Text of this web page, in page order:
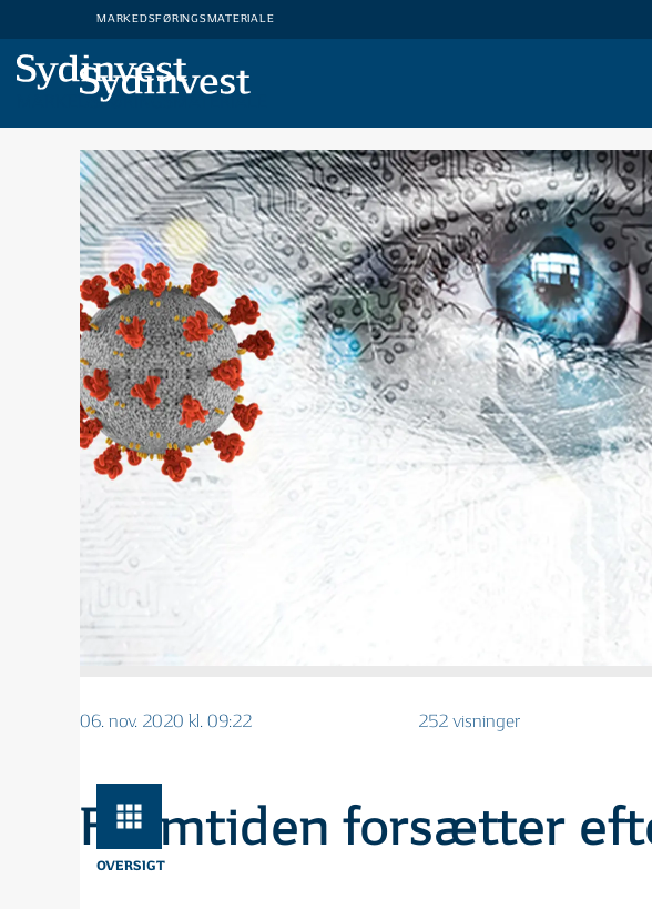
MARKEDSFØRINGSMATERIALE
MARKEDSFØRINGSMATERIALE
OVERSIGT
06. nov. 2020 kl. 09:22 252 visninger
Fremtiden forsætter